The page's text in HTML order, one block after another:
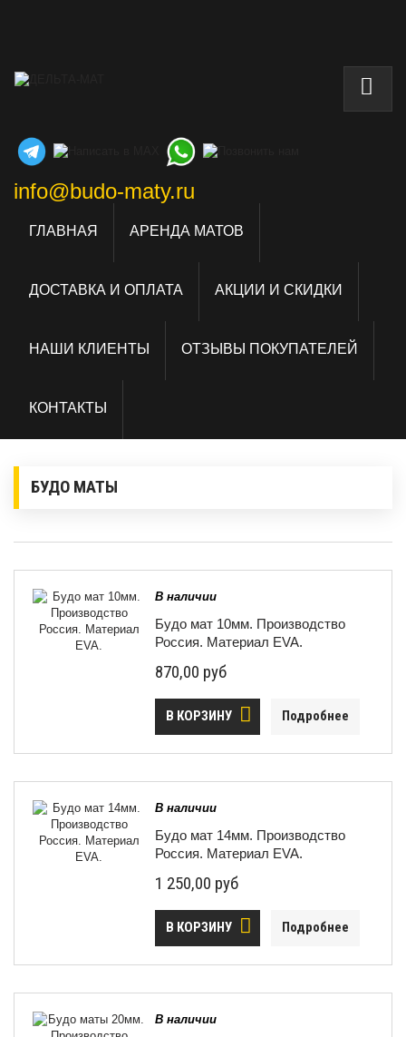
info@budo-maty.ru
ГЛАВНАЯ АРЕНДА МАТОВ
ДОСТАВКА И ОПЛАТА АКЦИИ И СКИДКИ
НАШИ КЛИЕНТЫ ОТЗЫВЫ ПОКУПАТЕЛЕЙ
КОНТАКТЫ
БУДО МАТЫ
В наличии
Будо мат 10мм. Производство
Россия. Материал EVA.
870,00 руб
В КОРЗИНУ Подробнее
В наличии
Будо мат 14мм. Производство
Россия. Материал EVA.
1 250,00 руб
В КОРЗИНУ Подробнее
В наличии